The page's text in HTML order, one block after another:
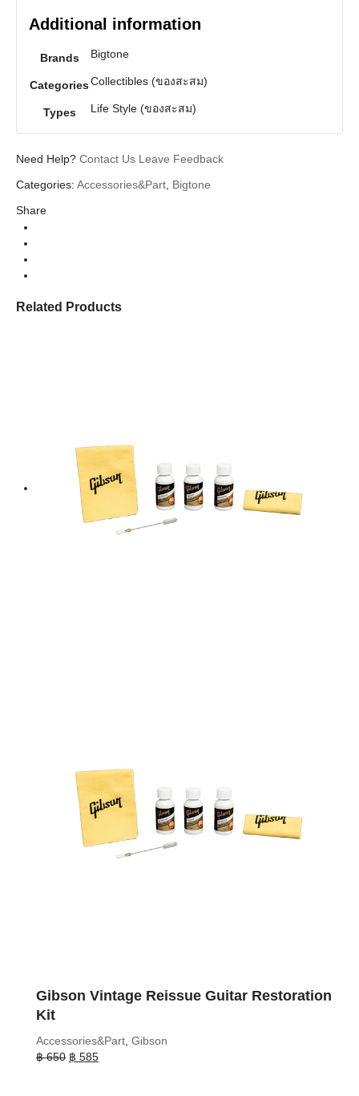
Additional information
Brands Bigtone
CategoriesCollectibles (ของสะสม)
Types Life Style (ของสะสม)
Need Help? Contact Us Leave Feedback
Categories: Accessories&Part Bigtone
Share
Related Products
Gibson Vintage Reissue Guitar Restoration
Kit
Accessories&Part Gibson
฿650 Original
฿ 585Current